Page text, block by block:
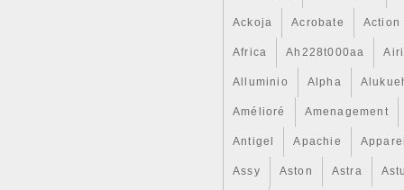
Ackoja Acrobate Action
Africa Ah228t000aa
Alluminio Alpha
Amélioré Amenagement
Antigel Apachie Appareil
Assy Aston Astra